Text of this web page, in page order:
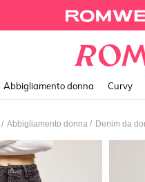
Abbigliamento donna Curvy
/ Abbigliamento donna / Denim da